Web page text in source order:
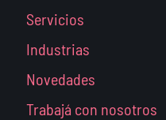
Servicios
Industrias
Novedades
Trabajá con nosotros